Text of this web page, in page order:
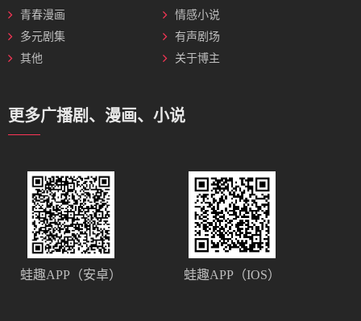
青春漫画
情感小说
多元剧集
有声剧场
其他
关于博主
更多广播剧、漫画、小说
蛙趣APP（安卓） 蛙趣APP（IOS）